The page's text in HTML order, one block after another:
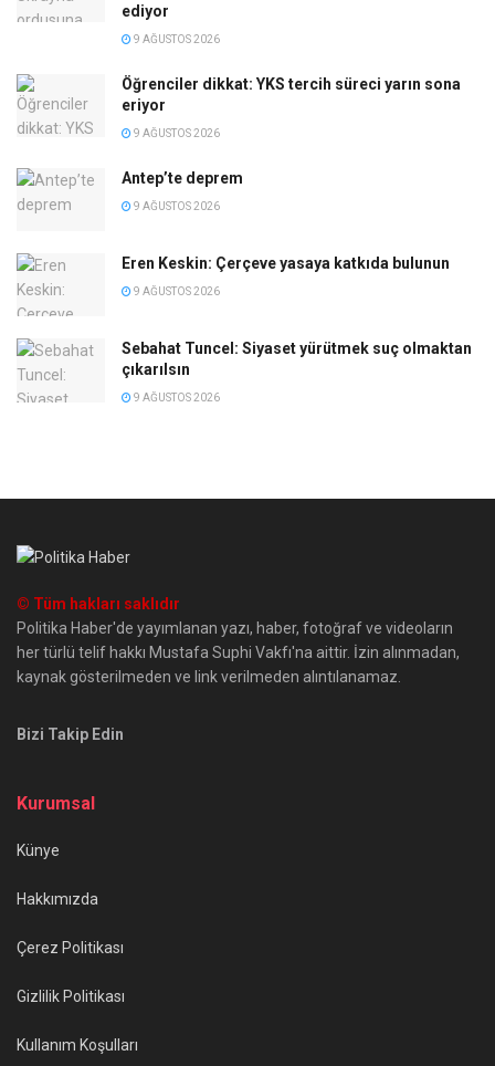
ediyor
9 AĞUSTOS 2026
Öğrenciler dikkat: YKS tercih süreci yarın sona
eriyor
9 AĞUSTOS 2026
Antep’te deprem
9 AĞUSTOS 2026
Eren Keskin: Çerçeve yasaya katkıda bulunun
9 AĞUSTOS 2026
Sebahat Tuncel: Siyaset yürütmek suç olmaktan
çıkarılsın
9 AĞUSTOS 2026
© Tüm hakları saklıdır
Politika Haber'de yayımlanan yazı, haber, fotoğraf ve videoların
her türlü telif hakkı Mustafa Suphi Vakfı'na aittir. İzin alınmadan,
kaynak gösterilmeden ve link verilmeden alıntılanamaz.
Bizi Takip Edin
Kurumsal
Künye
Hakkımızda
Çerez Politikası
Gizlilik Politikası
Kullanım Koşulları